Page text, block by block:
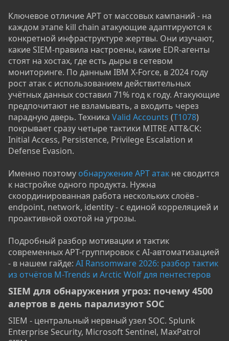
Ключевое отличие APT от массовых кампаний - на
каждом этапе kill chain атакующие адаптируются к
конкретной инфраструктуре жертвы. Они изучают,
какие SIEM-правила настроены, какие EDR-агенты
стоят на хостах, где есть дыры в сетевом
мониторинге. По данным IBM X-Force, в 2024 году
рост атак с использованием действительных
учётных данных составил 71% год к году. Атакующие
предпочитают не взламывать, а входить через
парадную дверь. Техника Valid Accounts (T1078)
покрывает сразу четыре тактики MITRE ATT&CK:
Initial Access, Persistence, Privilege Escalation и
Defense Evasion.
Именно поэтому обнаружение APT атак не сводится
к настройке одного продукта. Нужна
скоординированная работа нескольких слоёв -
endpoint, network, identity - с единой корреляцией и
проактивной охотой на угрозы.
Подробный разбор мотивации и тактик
современных APT-группировок с AI-автоматизацией
- в нашем гайде: AI Ransomware 2026: разбор тактик
из отчётов M-Trends и Arctic Wolf для пентестеров
SIEM для обнаружения угроз: почему 4500
алертов в день парализуют SOC​
SIEM - центральный нервный узел SOC. Splunk
Enterprise Security, Microsoft Sentinel, MaxPatrol